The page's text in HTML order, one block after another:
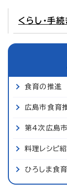
くらし・手続
食育の推進
広島市食育
第4次広島
料理レシピ
ひろしま食